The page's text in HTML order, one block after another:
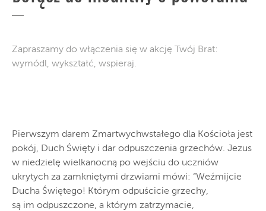
Zapraszamy do włączenia się w akcję Twój Brat:
wymódl, wykształć, wspieraj.
Pierwszym darem Zmartwychwstałego dla Kościoła jest
pokój, Duch Święty i dar odpuszczenia grzechów. Jezus
w niedzielę wielkanocną po wejściu do uczniów
ukrytych za zamkniętymi drzwiami mówi: “Weźmijcie
Ducha Świętego! Którym odpuścicie grzechy,
są im odpuszczone, a którym zatrzymacie,